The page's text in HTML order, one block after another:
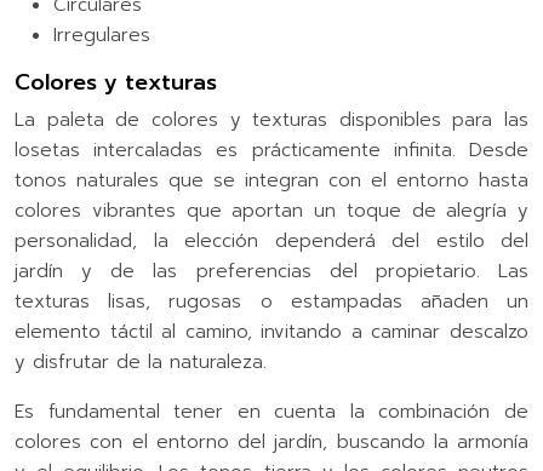
Irregulares
Colores y texturas
La paleta de colores y texturas disponibles para las
losetas intercaladas es prácticamente infinita. Desde
tonos naturales que se integran con el entorno hasta
colores vibrantes que aportan un toque de alegría y
personalidad, la elección dependerá del estilo del
jardín y de las preferencias del propietario. Las
texturas lisas, rugosas o estampadas añaden un
elemento táctil al camino, invitando a caminar descalzo
y disfrutar de la naturaleza.
Es fundamental tener en cuenta la combinación de
colores con el entorno del jardín, buscando la armonía